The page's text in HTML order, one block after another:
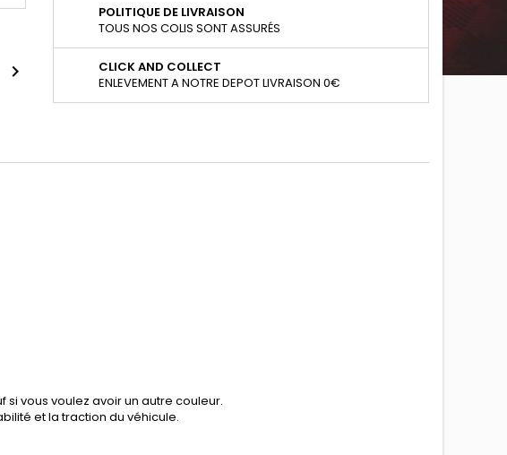

POLITIQUE DE LIVRAISON
TOUS NOS COLIS SONT ASSURÉS
CLICK AND COLLECT
ENLEVEMENT A NOTRE DEPOT LIVRAISON 0€
vous voulez avoir un autre couleur.
et la traction du véhicule.